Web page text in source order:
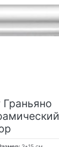
Граньяно